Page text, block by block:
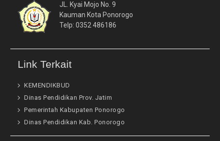
JL. Kyai Mojo No. 9
Kauman Kota Ponorogo
Telp: 0352 486186
Link Terkait
KEMENDIKBUD
Dinas Pendidikan Prov. Jatim
Pemerintah Kabupaten Ponorogo
Dinas Pendidikan Kab. Ponorogo